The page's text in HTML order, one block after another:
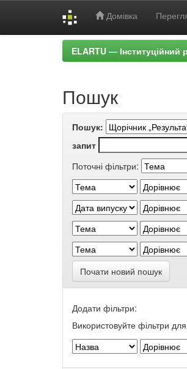
Домівка
ELARTU — Інституційний
Пошук
Пошук:
запит
Поточні фільтри:
Почати новий пошук
Додати фільтри:
Використовуйте фільтри